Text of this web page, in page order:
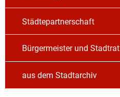
Städtepartnerschaft
Bürgermeister und Stadtrat
aus dem Stadtarchiv